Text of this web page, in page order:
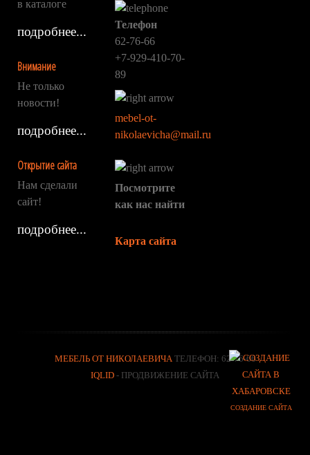
в каталоге
подробнее...
Внимание
Не только
новости!
подробнее...
Открытие сайта
Нам сделали
сайт!
подробнее...
Телефон
62-76-66
+7-929-410-70-
89
mebel-ot-
nikolaevicha@mail.ru
Посмотрите
как нас найти
Карта сайта
МЕБЕЛЬ ОТ НИКОЛАЕВИЧАТЕЛЕФОН: 62-76-66
СОЗДАНИЕ САЙТА
IQLID - ПРОДВИЖЕНИЕ САЙТА